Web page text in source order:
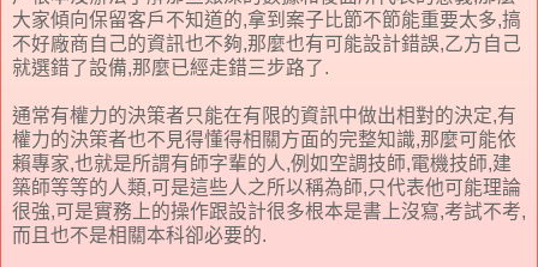
大家傾向保留客戶不知道的,拿到案子比節不節能重要太多,搞
不好廠商自己的資訊也不夠,那麼也有可能設計錯誤,乙方自己
就選錯了設備,那麼已經走錯三步路了.
通常有權力的決策者只能在有限的資訊中做出相對的決定,有
權力的決策者也不見得懂得相關方面的完整知識,那麼可能依
賴專家,也就是所謂有師字輩的人,例如空調技師,電機技師,建
築師等等的人類,可是這些人之所以稱為師,只代表他可能理論
很強,可是實務上的操作跟設計很多根本是書上沒寫,考試不考,
而且也不是相關本科卻必要的.